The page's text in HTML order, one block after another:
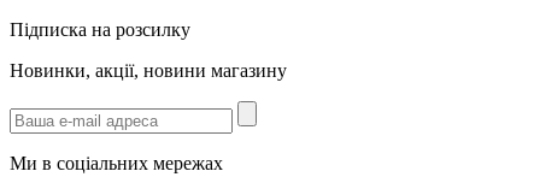
Підписка на розсилку
Новинки, акції, новини магазину
Ми в соціальних мережах